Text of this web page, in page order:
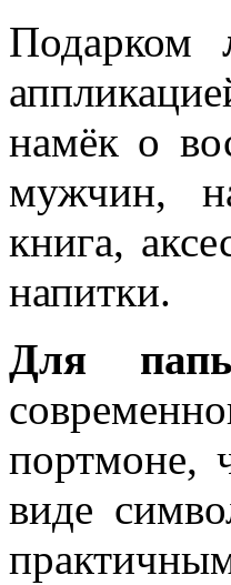
Подарком
намёк о
мужчин,
книга,
напитки.
Для
портмоне,
виде